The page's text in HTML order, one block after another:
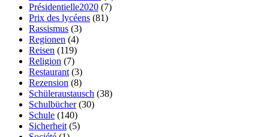
Présidentielle2020 (7)
Prix des lycéens (81)
Rassismus (3)
Regionen (4)
Reisen (119)
Religion (7)
Restaurant (3)
Rezension (8)
Schüleraustausch (38)
Schulbücher(30)
Schule (140)
Sicherheit (5)